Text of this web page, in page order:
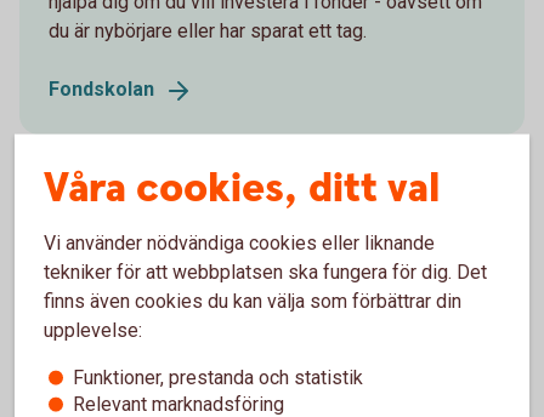
du är nybörjare eller har sparat ett tag.
Fondskolan
Våra cookies, ditt val
Vi använder nödvändiga cookies eller liknande
tekniker för att webbplatsen ska fungera för dig. Det
finns även cookies du kan välja som förbättrar din
upplevelse:
Funktioner, prestanda och statistik
Relevant marknadsföring